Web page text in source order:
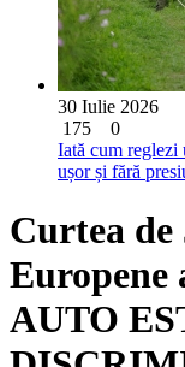
30 Iulie 2026
175
0
Iată cum reglezi
ușor și fără
Curtea
Europene
AUTO